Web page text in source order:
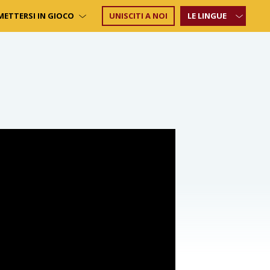
IN GIOCO UNISCITI A NOI LE LINGUE